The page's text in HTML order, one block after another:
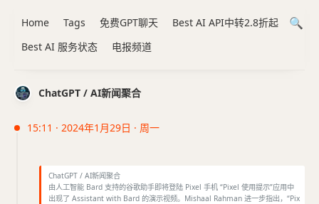
ChatGPT / AI新闻聚合
15:11 · 2024年1月29日 · 周一
ChatGPT / AI新闻聚合
由人工智能 Bard 支持的谷歌助手即将登陆 Pixel 手机 “Pixel 使用提示”应用中
出现了 Assistant with Bard 的演示视频。Mishaal Rahman 进一步指出，“Pix
Home Tags 免费GPT聊天
Best AI API中转2.8折起
Best AI 服务状态
电报频道